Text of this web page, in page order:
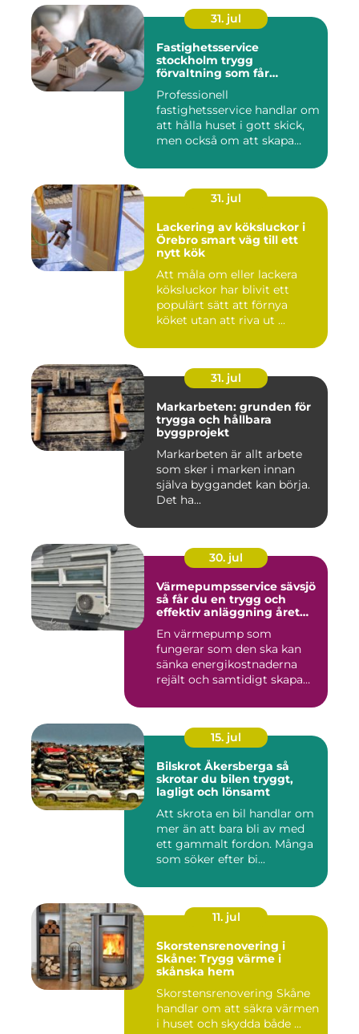
31. jul
Fastighetsservice
stockholm trygg
förvaltning som får
Professionell
fastighetsservice handlar om
att hålla huset i gott skick,
men också om att skapa
31. jul
Lackering av köksluckor i
Örebro smart väg till ett
nytt kök
Att måla om eller lackera
köksluckor har blivit ett
populärt sätt att förnya
köket utan att riva ut ...
31. jul
Markarbeten: grunden för
trygga och hållbara
byggprojekt
Markarbeten är allt arbete
som sker i marken innan
själva byggandet kan börja.
Det ha...
30. jul
Värmepumpsservice sävsjö
så får du en trygg och
effektiv anläggning året
En värmepump som
fungerar som den ska kan
sänka energikostnaderna
rejält och samtidigt skapa
15. jul
Bilskrot Åkersberga så
skrotar du bilen tryggt,
lagligt och lönsamt
Att skrota en bil handlar om
mer än att bara bli av med
ett gammalt fordon. Många
som söker efter bi...
11. jul
Skorstensrenovering i
Skåne: Trygg värme i
skånska hem
Skorstensrenovering Skåne
handlar om att säkra värmen
i huset och skydda både ...